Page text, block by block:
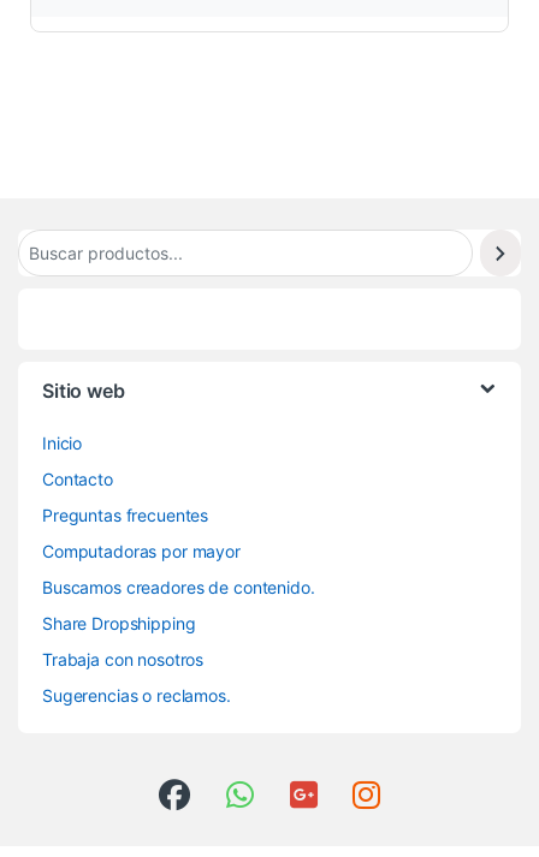
Sitio web
Inicio
Contacto
Preguntas frecuentes
Computadoras por mayor
Buscamos creadores de contenido.
Share Dropshipping
Trabaja con nosotros
Sugerencias o reclamos.